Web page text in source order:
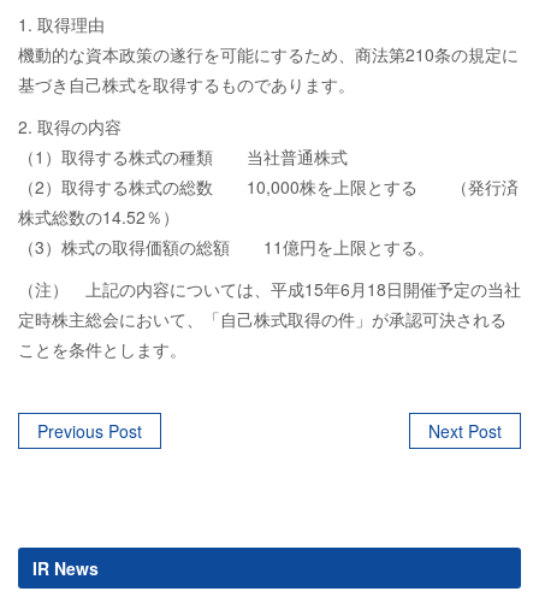
1. 取得理由
機動的な資本政策の遂行を可能にするため、商法第210条の規定に
基づき自己株式を取得するものであります。
2. 取得の内容
（1）取得する株式の種類 当社普通株式
（2）取得する株式の総数 10,000株を上限とする （発行済
株式総数の14.52％）
（3）株式の取得価額の総額 11億円を上限とする。
（注） 上記の内容については、平成15年6月18日開催予定の当社
定時株主総会において、「自己株式取得の件」が承認可決される
ことを条件とします。
Post
Previous Post Next Post
IR News